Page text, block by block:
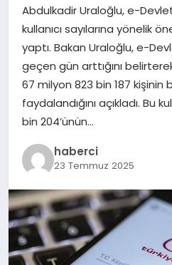
SPOR
TEKNOLOJI
YAŞAM
Abdulkadir Uraloğlu, e-
kullanıcı sayılarına yönelik
yaptı. Bakan Uraloğlu, e-
geçen gün arttığını
67 milyon 823 bin 187
faydalandığını açıkladı. Bu
bin 204’ünün…
haberci
23 Temmuz 2025